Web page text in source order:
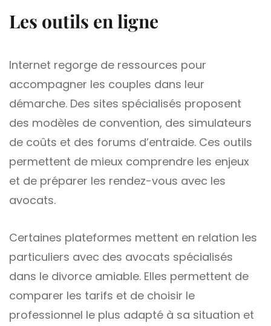
Les outils en ligne
Internet regorge de ressources pour
accompagner les couples dans leur
démarche. Des sites spécialisés proposent
des modèles de convention, des simulateurs
de coûts et des forums d’entraide. Ces outils
permettent de mieux comprendre les enjeux
et de préparer les rendez-vous avec les
avocats.
Certaines plateformes mettent en relation les
particuliers avec des avocats spécialisés
dans le divorce amiable. Elles permettent de
comparer les tarifs et de choisir le
professionnel le plus adapté à sa situation et